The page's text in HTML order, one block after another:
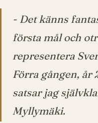
- Det känns
första mål och
representera
Förra gången, år
satsar jag
Myllymäki.